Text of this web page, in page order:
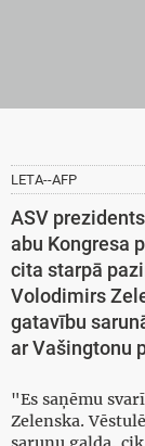
LETA--AFP
ASV
abu Kongresa
cita starpā
Volodimirs
gatavību
ar Vašingtonu
"Es saņēmu
Zelenska.